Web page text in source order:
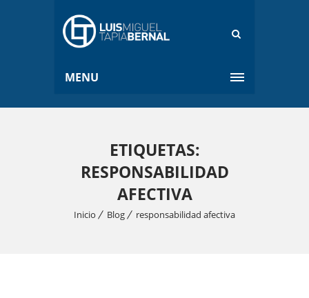
MENU
ETIQUETAS:
RESPONSABILIDAD
AFECTIVA
Inicio Blog responsabilidad afectiva